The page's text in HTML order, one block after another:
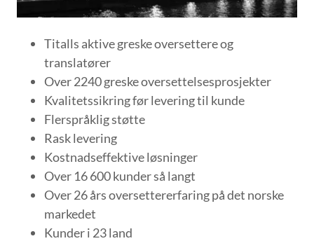
Titalls aktive greske oversettere og
translatører
Over 2240 greske oversettelsesprosjekter
Kvalitetssikring før levering til kunde
Flerspråklig støtte
Rask levering
Kostnadseffektive løsninger
Over 16 600 kunder så langt
Over 26 års oversettererfaring på det norske
markedet
Kunder i 23 land